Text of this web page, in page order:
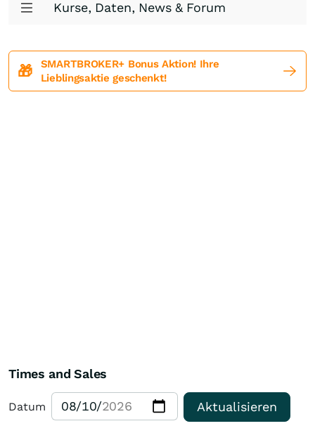
Kurse, Daten, News & Forum
🎁
SMARTBROKER+ Bonus Aktion! Ihre
Lieblingsaktie geschenkt!
Times and Sales
Datum Aktualisieren